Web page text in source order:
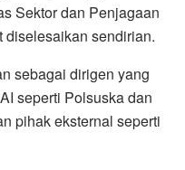
Sektor dan Penjagaan
diselesaikan sendirian.
sebagai dirigen yang
seperti Polsuska dan
pihak eksternal seperti